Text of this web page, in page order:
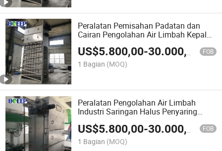
Peralatan Pemisahan Padatan dan
Cairan Pengolahan Air Limbah Kepala
Utama Layar Pita Berjalan
US$5.800,00-30.000,00 FOB
1 Bagian (MOQ)
Peralatan Pengolahan Air Limbah
Industri Saringan Halus Penyaring
US$5.800,00-30.000,00 FOB
1 Bagian (MOQ)